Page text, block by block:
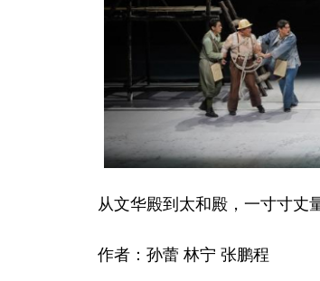
从文华殿到太和殿，一寸寸丈量
作者：孙蕾 林宁 张鹏程